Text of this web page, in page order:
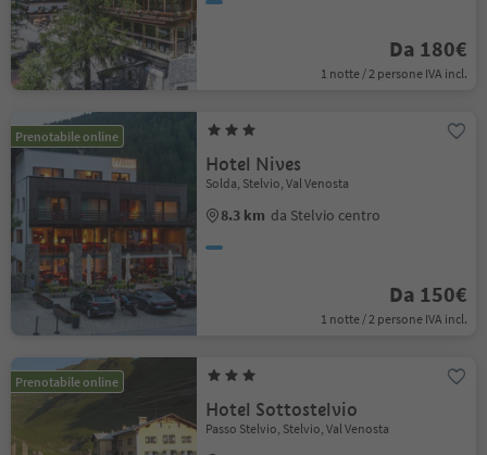
Da 180€
1 notte / 2 persone IVA incl.
Prenotabile online
Hotel Nives
Solda, Stelvio, Val Venosta
8.3 km da Stelvio centro
Da 150€
1 notte / 2 persone IVA incl.
Prenotabile online
Hotel Sottostelvio
Passo Stelvio, Stelvio, Val Venosta